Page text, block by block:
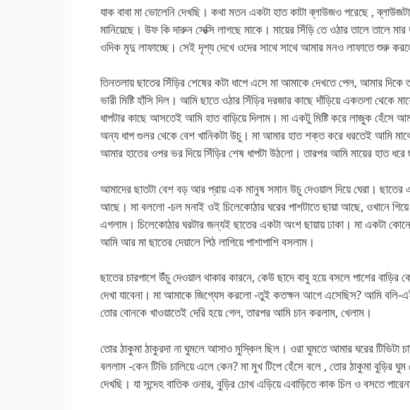
যাক বাবা মা ভোলেনি দেখছি। কথা মতন একটা হাত কাটা ব্লাউজও পরেছে ,
মানিয়েছে। উফ কি দারুন সেক্সি লাগছে মাকে। মায়ের সিঁড়ি তে ওঠার তালে তালে
ওদিক মৃদু লাফাচ্ছে। সেই দৃশ্য দেখে ওদের সাথে সাথে আমার মনও লাফাতে শুরু
তিনতলায় ছাতের সিঁড়ির শেষের কটা ধাপে এসে মা আমাকে দেখতে পেল, আমার দিকে
ভারী মিষ্টি হাঁসি দিল। আমি ছাতে ওঠার সিঁড়ির দরজার কাছে দাঁড়িয়ে একতলা থেকে
ধাপটার কাছে আসতেই আমি হাত বাড়িয়ে দিলাম। মা একটু মিষ্টি করে লাজুক হেঁসে
অন্য ধাপ গুলর থেকে বেশ খানিকটা উচু। মা আমার হাত শক্ত করে ধরতেই আমি
আমার হাতের ওপর ভর দিয়ে সিঁড়ির শেষ ধাপটা উঠলো। তারপর আমি মায়ের হাত
আমাদের ছাতটা বেশ বড় আর প্রায় এক মানুষ সমান উচু দেওয়াল দিয়ে ঘেরা।
আছে। মা বললো -চল মনাই ওই চিলেকোঠার ঘরের পাশটাতে ছায়া আছে, ওখানে
এগলাম। চিলেকোঠার ঘরটার জন্যই ছাতের একটা অংশ ছায়ায় ঢাকা। মা একটা
আমি আর মা ছাতের দেয়ালে পিঠ লাগিয়ে পাশাপাশি বসলাম।
ছাতের চারপাশে উঁচু দেওয়াল থাকার কারনে, কেউ ছাদে বাবু হয়ে বসলে পাশের
দেখা যাবেনা। মা আমাকে জিগ্যেস করলো -তুই কতক্ষন আগে এসেছিস? আমি বলি-
তোর বোনকে খাওয়াতেই দেরি হয়ে গেল, তারপর আমি চান করলাম, খেলাম।
তোর ঠাকুমা ঠাকুরদা না ঘুমলে আসাও মুস্কিল ছিল। ওরা ঘুমতে আমার ঘরের টিভিটা
বললাম -কেন টিভি চালিয়ে এলে কেন? মা মুখ টিপে হেঁসে বলে , তোর ঠাকুমা বুড়ির ঘুম
দেখছি। যা সন্দেহ বাতিক ওনার, বুড়ির চোখ এড়িয়ে এবাড়িতে কাক চিল ও বসতে